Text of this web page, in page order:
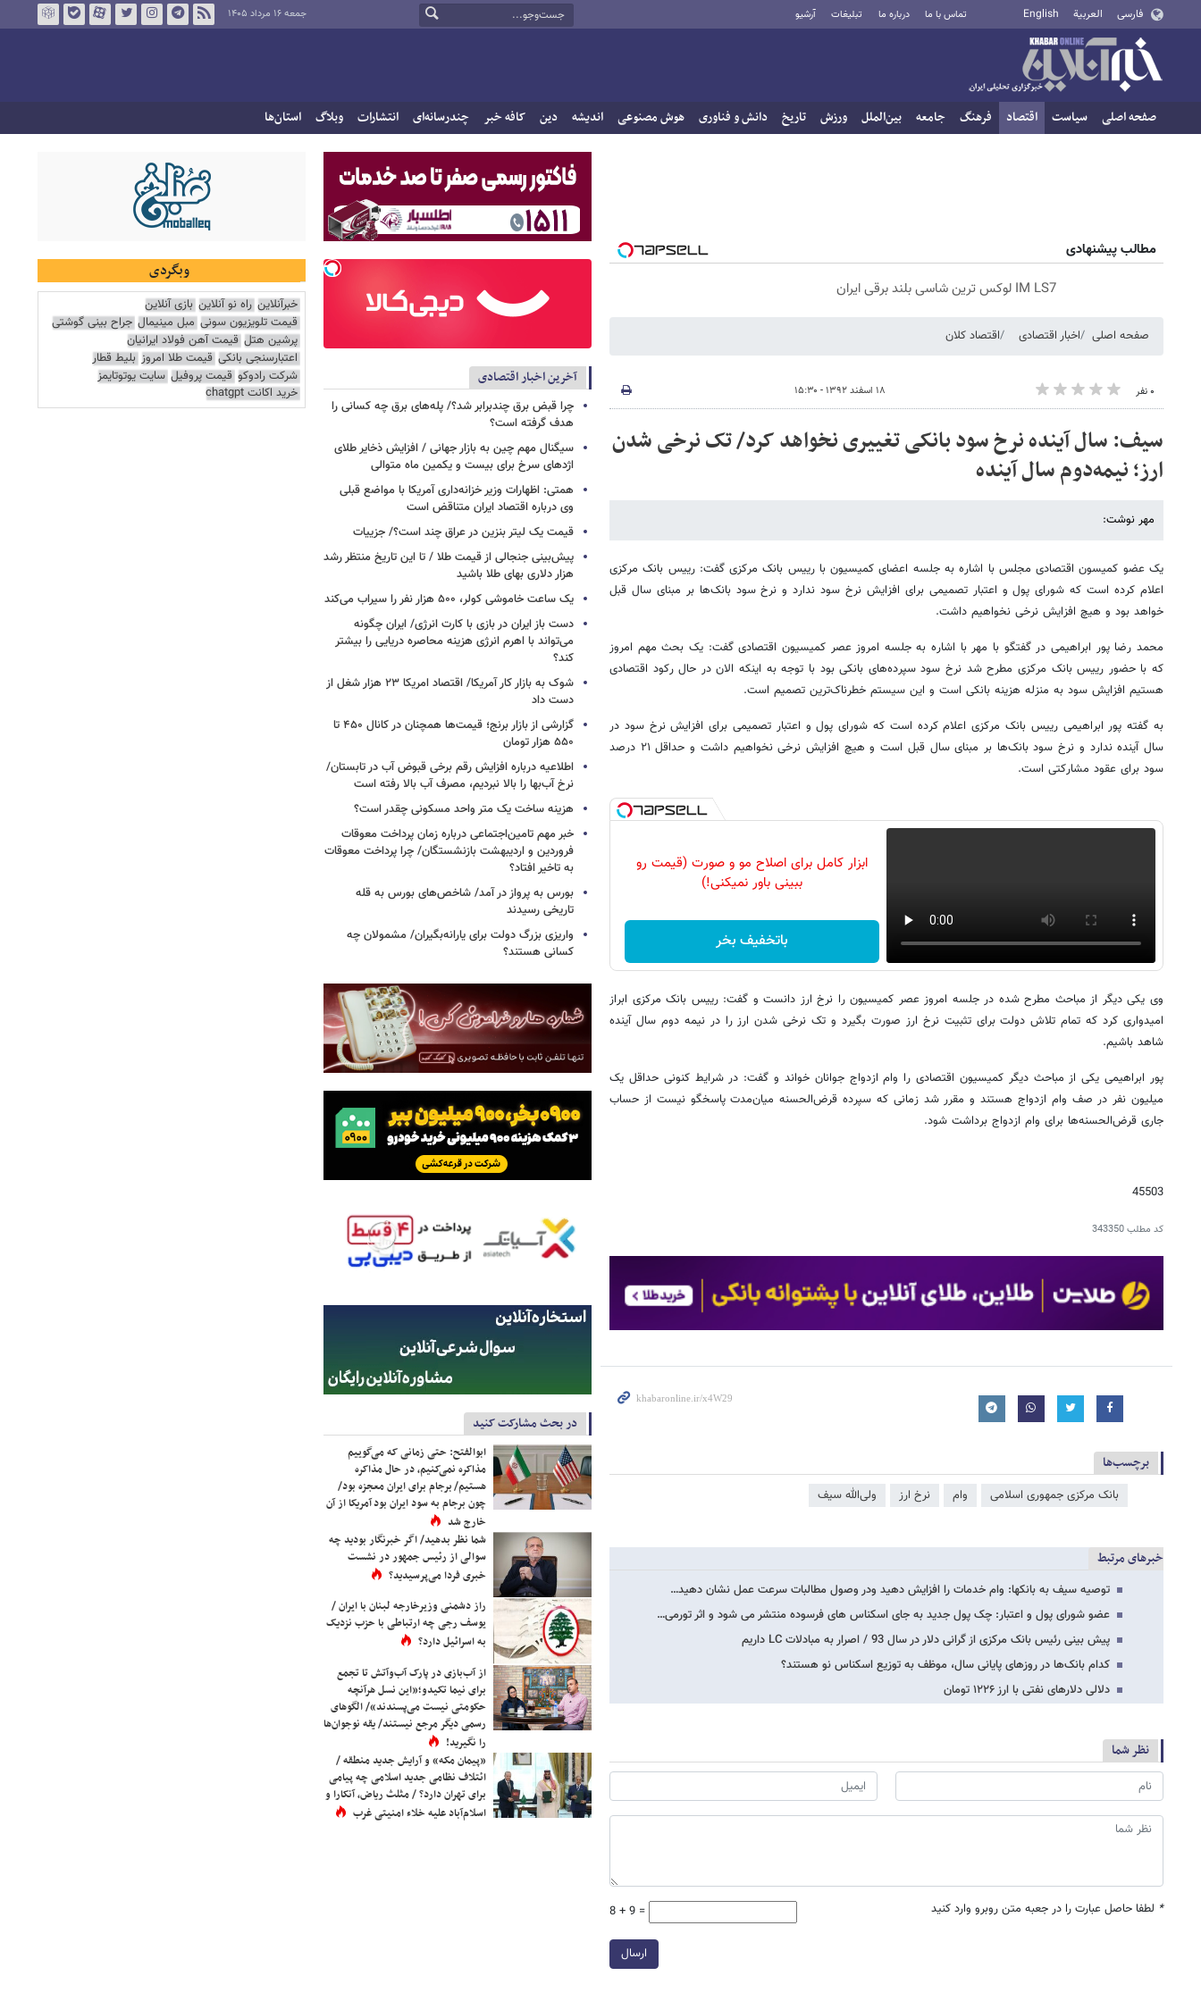
فارسی العربية English تماس با ما درباره ما تبلیغات آرشیو جمعه ۱۶ مرداد ۱۴۰۵
صفحه اصلی سیاست اقتصاد فرهنگ جامعه بین‌الملل ورزش تاریخ دانش و فناوری هوش مصنوعی اندیشه دین کافه خبر چندرسانه‌ای انتشارات وبلاگ استان‌ها
مطالب پیشنهادی
IM LS7 لوکس ترین شاسی بلند برقی ایران
صفحه اصلی اخبار اقتصادی اقتصاد کلان
۰ نفر ۱۸ اسفند ۱۳۹۲ - ۱۵:۳۰
سیف: سال آینده نرخ سود بانکی تغییری نخواهد کرد/ تک نرخی شدن
ارز؛ نیمه‌دوم سال آینده
مهر نوشت:
یک عضو کمیسون اقتصادی مجلس با اشاره به جلسه اعضای کمیسیون با رییس بانک مرکزی گفت: رییس بانک مرکزی
اعلام کرده است که شورای پول و اعتبار تصمیمی برای افزایش نرخ سود ندارد و نرخ سود بانک‌ها بر مبنای سال قبل
خواهد بود و هیچ افزایش نرخی نخواهیم داشت.
محمد رضا پور ابراهیمی در گفتگو با مهر با اشاره به جلسه امروز عصر کمیسیون اقتصادی گفت: یک بحث مهم امروز
که با حضور رییس بانک مرکزی مطرح شد نرخ سود سپرده‌های بانکی بود با توجه به اینکه الان در حال رکود اقتصادی
هستیم افزایش سود به منزله هزینه بانکی است و این سیستم خطرناک‌ترین تصمیم است.
به گفته پور ابراهیمی رییس بانک مرکزی اعلام کرده است که شورای پول و اعتبار تصمیمی برای افزایش نرخ سود در
سال آینده ندارد و نرخ سود بانک‌ها بر مبنای سال قبل است و هیچ افزایش نرخی نخواهیم داشت و حداقل ۲۱ درصد
سود برای عقود مشارکتی است.
ابزار کامل برای اصلاح مو و صورت (قیمت رو
ببینی باور نمیکنی!)
باتخفیف بخر
وی یکی دیگر از مباحث مطرح شده در جلسه امروز عصر کمیسیون را نرخ ارز دانست و گفت: رییس بانک مرکزی ابراز
امیدواری کرد که تمام تلاش دولت برای تثبیت نرخ ارز صورت بگیرد و تک نرخی شدن ارز را در نیمه دوم سال آینده
شاهد باشیم.
پور ابراهیمی یکی از مباحث دیگر کمیسیون اقتصادی را وام ازدواج جوانان خواند و گفت: در شرایط کنونی حداقل یک
میلیون نفر در صف وام ازدواج هستند و مقرر شد زمانی که سپرده قرض‌الحسنه میان‌مدت پاسخگو نیست از حساب
جاری قرض‌الحسنه‌ها برای وام ازدواج برداشت شود.
45503
کد مطلب343350
برچسب‌ها
بانک مرکزی جمهوری اسلامی وام نرخ ارز ولی‌الله سیف
خبرهای مرتبط
توصیه سیف به بانکها: وام خدمات را افزایش دهید ودر وصول مطالبات سرعت عمل نشان دهید…
عضو شورای پول و اعتبار: چک پول جدید به جای اسکناس های فرسوده منتشر می شود و اثر تورمی…
پیش بینی رئیس بانک مرکزی از گرانی دلار در سال 93 / اصرار به مبادلات LC داریم
کدام بانک‌ها در روزهای پایانی سال، موظف به توزیع اسکناس نو هستند؟
دلالی دلارهای نفتی با ارز ۱۲۲۶ تومان
نظر شما
* لطفا حاصل عبارت را در جعبه متن روبرو وارد کنید 8 + 9 =
ارسال
آخرین اخبار اقتصادی
چرا قبض برق چندبرابر شد؟/ پله‌های برق چه کسانی را
هدف گرفته است؟
سیگنال‌ مهم چین به بازار جهانی / افزایش ذخایر طلای
اژدهای سرخ برای بیست و یکمین ماه متوالی
همتی: اظهارات وزیر خزانه‌داری آمریکا با مواضع قبلی
وی درباره اقتصاد ایران متناقض است
قیمت یک لیتر بنزین در عراق چند است؟/ جزییات
پیش‌بینی جنجالی از قیمت طلا / تا این تاریخ منتظر رشد
هزار دلاری بهای طلا باشید
یک ساعت خاموشی کولر، ۵۰۰ هزار نفر را سیراب می‌کند
دست باز ایران در بازی با کارت انرژی/ ایران چگونه
می‌تواند با اهرم انرژی‌ هزینه محاصره دریایی را بیشتر
کند؟
شوک به بازار کار آمریکا/ اقتصاد امریکا ۲۳ هزار شغل از
دست داد
گزارشی از بازار برنج؛ قیمت‌ها همچنان در کانال ۴۵۰ تا
۵۵۰ هزار تومان
اطلاعیه درباره افزایش رقم برخی قبوض آب در تابستان/
نرخ آب‌بها را بالا نبردیم، مصرف آب بالا رفته است
هزینه ساخت یک متر واحد مسکونی چقدر است؟
خبر مهم تامین‌اجتماعی درباره زمان پرداخت معوقات
فروردین و اردیبهشت بازنشستگان/ چرا پرداخت معوقات
به تاخیر افتاد؟
بورس به پرواز در آمد/ شاخص‌های بورس به قله
تاریخی رسیدند
واریزی بزرگ دولت برای یارانه‌بگیران/ مشمولان چه
کسانی هستند؟
در بحث مشارکت کنید
ابوالفتح: حتی زمانی که می‌گوییم
مذاکره نمی‌کنیم، در حال مذاکره
هستیم/ برجام برای ایران معجزه بود/
چون برجام به سود ایران بود آمریکا از آن
خارج شد
شما نظر بدهید/ اگر خبرنگار بودید چه
سوالی از رئیس جمهور در نشست
خبری فردا می‌پرسیدید؟
راز دشمنی وزیرخارجه لبنان با ایران /
یوسف رجی چه ارتباطی با حزب نزدیک
به اسرائیل دارد؟
از آب‌بازی در پارک آب‌وآتش تا تجمع
برای نیما تکیدو؛«این نسل هرآنچه
حکومتی نیست می‌پسندند»/ الگوهای
رسمی دیگر مرجع نیستند/ یقه نوجوان‌ها
را نگیرید!
«پیمان مکه» و آرایش جدید منطقه /
ائتلاف نظامی جدید اسلامی چه پیامی
برای تهران دارد؟ / مثلث ریاض، آنکارا و
اسلام‌آباد علیه خلاء امنیتی غرب
وبگردی
خبرآنلاین راه نو آنلاین بازی آنلاین
قیمت تلویزیون سونی مبل مینیمال جراح بینی گوشتی
پرشین هتل قیمت آهن فولاد ایرانیان
اعتبارسنجی بانکی قیمت طلا امروز بلیط قطار
شرکت رادوکو قیمت پروفیل سایت یوتوتایمز
خرید اکانت chatgpt